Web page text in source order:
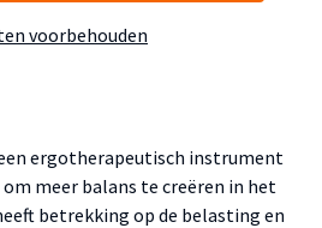
voorbehouden
ergotherapeutisch instrument
meer balans te creëren in het
betrekking op de belasting en